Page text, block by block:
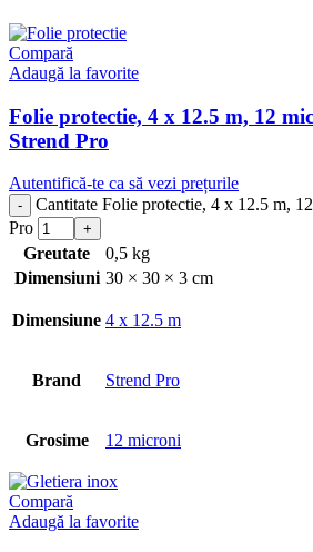
Compară
Adaugă la favorite
Folie protectie, 4 x 12.5 m, 12
Strend Pro
Autentifică-te ca să vezi prețurile
Cantitate Folie protectie, 4 x 12.5 m,
Pro
Greutate
0,5 kg
Dimensiuni 30 × 30 × 3 cm
Dimensiune 4 x 12.5 m
Brand Strend Pro
Grosime 12 microni
Compară
Adaugă la favorite